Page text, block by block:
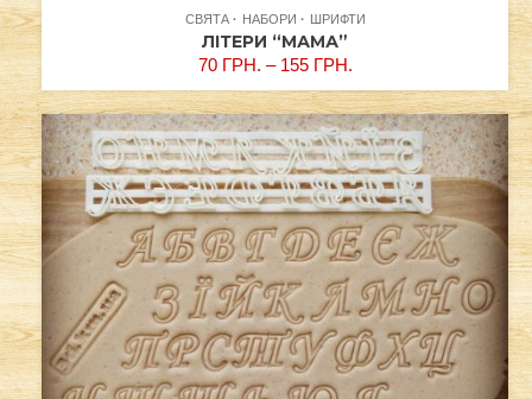
СВЯТА НАБОРИ ШРИФТИ
ЛІТЕРИ “МАМА”
70 ГРН. – 155 ГРН.